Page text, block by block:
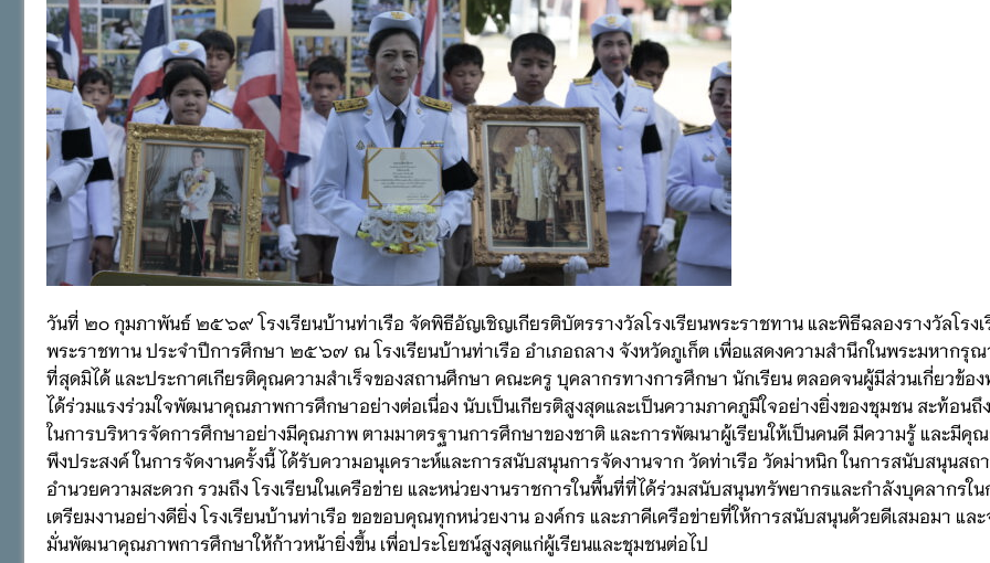
วันที่ ๒๐ กุมภาพันธ์ ๒๕๖๙ โรงเรียนบ้านท่าเรือ จัดพิธีอัญเชิญเกียรติบัตรรางวัลโรงเรียนพระราชทาน และพิธีฉลองรางวัลโรงเ
พระราชทาน ประจำปีการศึกษา ๒๕๖๗ ณ โรงเรียนบ้านท่าเรือ อำเภอถลาง จังหวัดภูเก็ต เพื่อแสดงความสำนึกในพระมหากรุ
ที่สุดมิได้ และประกาศเกียรติคุณความสำเร็จของสถานศึกษา คณะครู บุคลากรทางการศึกษา นักเรียน ตลอดจนผู้มีส่วนเกี่ยวข้อ
ได้ร่วมแรงร่วมใจพัฒนาคุณภาพการศึกษาอย่างต่อเนื่อง นับเป็นเกียรติสูงสุดและเป็นความภาคภูมิใจอย่างยิ่งของชุมชน สะท้อนถึ
ในการบริหารจัดการศึกษาอย่างมีคุณภาพ ตามมาตรฐานการศึกษาของชาติ และการพัฒนาผู้เรียนให้เป็นคนดี มีความรู้ และมี
พึงประสงค์ ในการจัดงานครั้งนี้ ได้รับความอนุเคราะห์และการสนับสนุนการจัดงานจาก วัดท่าเรือ วัดม่าหนิก ในการสนับสนุนสถ
อำนวยความสะดวก รวมถึง โรงเรียนในเครือข่าย และหน่วยงานราชการในพื้นที่ที่ได้ร่วมสนับสนุนทรัพยากรและกำลังบุคลากรใ
เตรียมงานอย่างดียิ่ง โรงเรียนบ้านท่าเรือ ขอขอบคุณทุกหน่วยงาน องค์กร และภาคีเครือข่ายที่ให้การสนับสนุนด้วยดีเสมอมา และ
มั่นพัฒนาคุณภาพการศึกษาให้ก้าวหน้ายิ่งขึ้น เพื่อประโยชน์สูงสุดแก่ผู้เรียนและชุมชนต่อไป